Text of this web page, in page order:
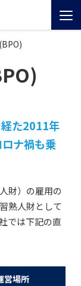
た2011年
ナ禍も乗
財）の雇用の
熟人財として
では下記の直
営場所